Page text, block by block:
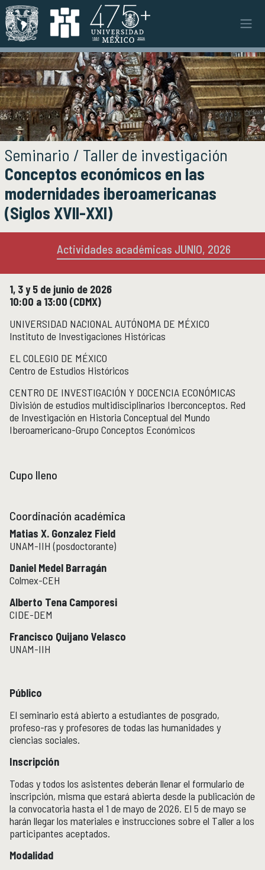
Pasar al contenido principal
Instituto
INSTITUTO
Objetivos y funciones
Misión y visión
Ejes estratégicos
Directorio y planta académica
Documentos institucionales
Órganos colegiados
Normatividad y gestiones
Investigación
INVESTIGACIÓN
Áreas de investigación e investigadores
Proyectos de investigación
Micrositios
Investigación posdoctoral
Actividades académicas
ACTIVIDADES ACADÉMICAS
Actividades académicas por año
Posgrado
Olimpiadas
Servicio Social
Educación Continua
Cursos y diplomados vigentes
Cursos y diplomados concluidos
Publicaciones y librería
PUBLICACIONES
Novedades editoriales
Revistas académicas
Normas y políticas editoriales
Librería
Podcast Históricas
Cajón de historias
Acervos
BIBLIOTECA
Servicios
Boletín
Recursos en línea
Repositorio Institucional Históricas UNAM
Seminario / Taller de investigación
Conceptos económicos en las
modernidades iberoamericanas
(Siglos XVII-XXI)
Actividades académicas JUNIO, 2026
1, 3 y 5 de junio de 2026
10:00 a 13:00 (CDMX)
UNIVERSIDAD NACIONAL AUTÓNOMA DE MÉXICO
Instituto de Investigaciones Históricas
EL COLEGIO DE MÉXICO
Centro de Estudios Históricos
CENTRO DE INVESTIGACIÓN Y DOCENCIA ECONÓMICAS
División de estudios multidisciplinarios Iberconceptos. Red
de Investigación en Historia Conceptual del Mundo
Iberoamericano-Grupo Conceptos Económicos
Cupo lleno
Coordinación académica
Matias X. Gonzalez Field
UNAM-IIH (posdoctorante)
Daniel Medel Barragán
Colmex-CEH
Alberto Tena Camporesi
CIDE-DEM
Francisco Quijano Velasco
UNAM-IIH
Público
El seminario está abierto a estudiantes de posgrado,
profeso-ras y profesores de todas las humanidades y
ciencias sociales.
Inscripción
Todas y todos los asistentes deberán llenar el formulario de
inscripción, misma que estará abierta desde la publicación de
la convocatoria hasta el 1 de mayo de 2026. El 5 de mayo se
harán llegar los materiales e instrucciones sobre el Taller a los
participantes aceptados.
Modalidad